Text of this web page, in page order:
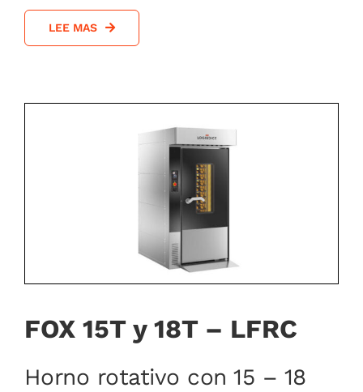
LEE MAS
FOX 15T y 18T – LFRC
Horno rotativo con 15 – 18